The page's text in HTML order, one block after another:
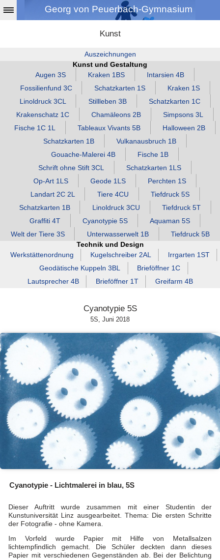
Georg von Peuerbach-Gymnasium
Kunst
Auszeichnungen
Kunst und Gestaltung
Augen 3S
Kraken 1BS
Intarsien 4B
Fossilienfund 3C
Schatzkarten 1S
Kraken 1S
Linoldruck 3CL
Stillleben 3B
Schatzkarten 1C
Krakenschatz 1C
Chamäleons 2B
Simpsons 3L
Fische 1C 1L
Tableaux Vivants 5B
Halloween 2B
Schatzkarten 1B
Vulkanausbruch 1B
Gouache‑Malerei 4B
Fische 1B
Schrift ohne Stift 3CL
Schatzkarten 1LS
Op‑Art 1LS
Geode 1LS
Perchten 1S
Landart 2C 2L
Tiere 4CU
Tiefdruck 5S
Schatzkarten 1B
Linoldruck 3CU
Tiefdruck 5T
Graffiti 4T
Cyanotypie 5S
Aquaman 5S
Welt der Tiere 3S
Unterwasserwelt 1B
Tiefdruck 5B
Technik und Design
Werkstättenordnung
Kugelschreiber 2AL
Irrgarten 1ST
Geodätische Kuppeln 3BL
Brieföffner 1C
Lautsprecher 4B
Brieföffner 1T Greifarm 4B
Cyanotypie 5S
5S, Juni 2018
Cyanotypie - Lichtmalerei in blau, 5S
Dieser Auftritt wurde zusammen mit einer Studentin der
Kunstuniversität Linz ausgearbeitet. Thema: Die ersten Schritte
der Fotografie - ohne Kamera.
Im Vorfeld wurde Papier mit Hilfe von Metallsalzen
lichtempfindlich gemacht. Die Schüler deckten dann dieses
Papier mit verschiedenen Gegenständen ab. Bei der Belichtung